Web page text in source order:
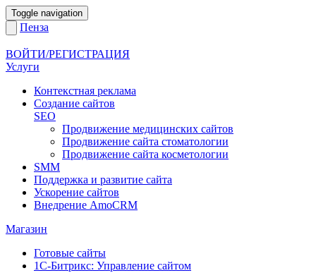
Toggle navigation
Пенза
ВОЙТИ/РЕГИСТРАЦИЯ
Услуги
Контекстная реклама
Создание сайтов
SEO
Продвижение медицинских сайтов
Продвижение сайта стоматологии
Продвижение сайта косметологии
SMM
Поддержка и развитие сайта
Ускорение сайтов
Внедрение AmoCRM
Магазин
Готовые сайты
1С-Битрикс: Управление сайтом